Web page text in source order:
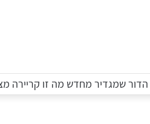
הדור שמגדיר מחדש מה זו קריירה